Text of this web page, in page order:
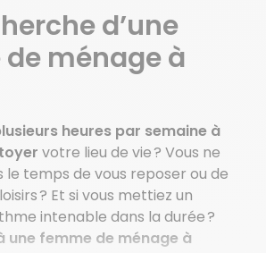
villes
d’une
ménage à
heures par semaine à
votre lieu de vie ? Vous ne
le temps de vous reposer ou de
? Et si vous mettiez un
intenable dans la durée ?
une femme de ménage à